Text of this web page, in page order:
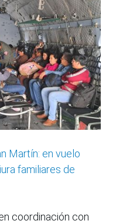
Martín: en vuelo
familiares de
coordinación con